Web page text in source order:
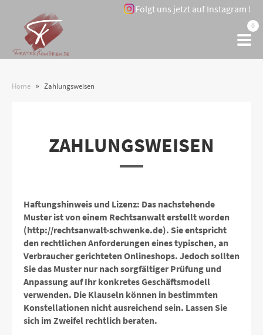
Folgt uns jetzt auf Instagram !
0
Home » Zahlungsweisen
ZAHLUNGSWEISEN
Haftungshinweis und Lizenz: Das nachstehende
Muster ist von einem Rechtsanwalt erstellt worden
(http://rechtsanwalt-schwenke.de). Sie entspricht
den rechtlichen Anforderungen eines typischen, an
Verbraucher gerichteten Onlineshops. Jedoch sollten
Sie das Muster nur nach sorgfältiger Prüfung und
Anpassung auf Ihr konkretes Geschäftsmodell
verwenden. Die Klauseln können in bestimmten
Konstellationen nicht ausreichend sein. Lassen Sie
sich im Zweifel rechtlich beraten.